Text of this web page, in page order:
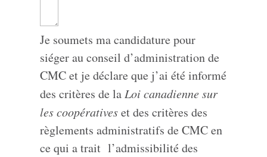
Je soumets ma candidature pour
siéger au conseil d’administration de
CMC et je déclare que j’ai été informé
des critères de laLoi canadienne sur
les coopérativeset des critères des
règlements administratifs de CMC en
ce qui a trait l’admissibilité des